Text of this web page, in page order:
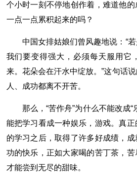
个小时一刻不停地创作着，难道他
一点一点累积起来的吗？
中国女排姑娘们曾风趣地说：“
我们要变得强大，必须每天服用它
来。花朵会在汗水中绽放。”这句话
人、成功都离不开苦。
那么，“苦作舟”为什么不能改成
能把学习看成一种娱乐，游戏。真
的学习之后，取得了许多好成绩，
功的快乐，正如大家喝的苦丁茶，苦
才能尝到无尽的甜味。